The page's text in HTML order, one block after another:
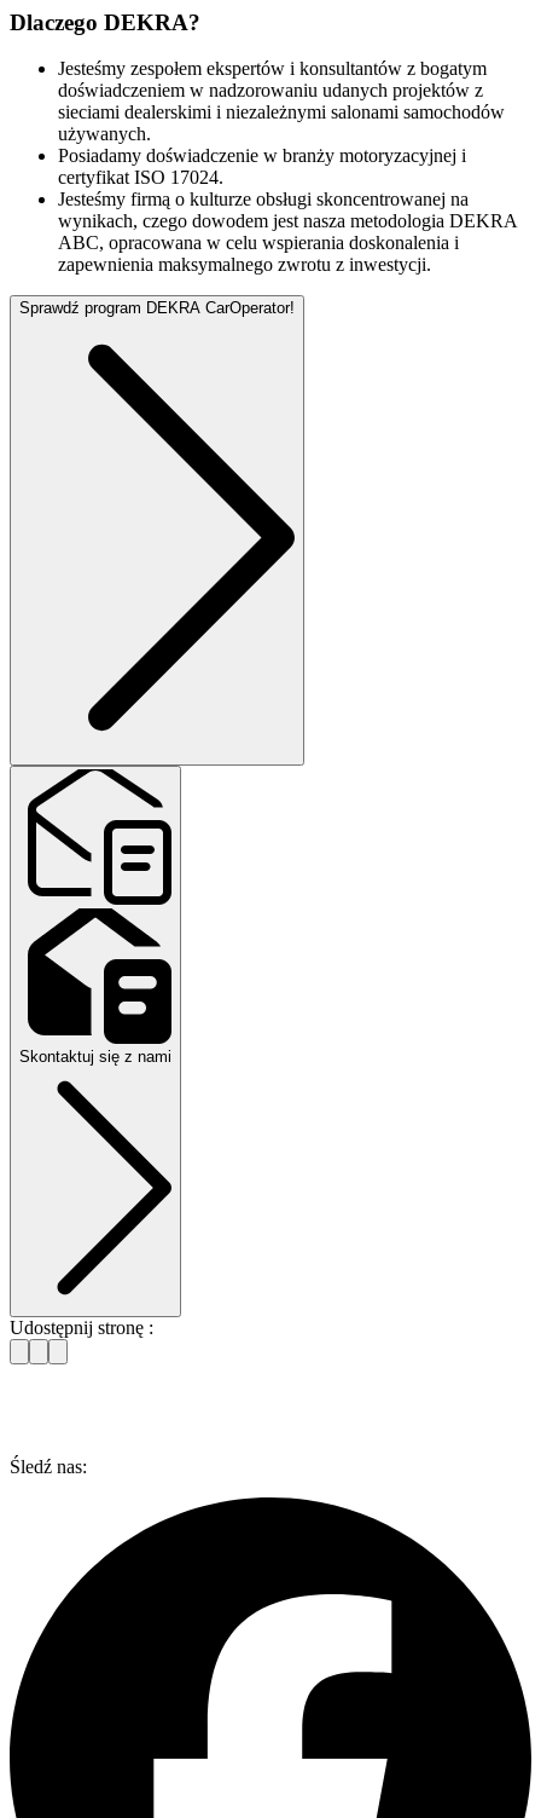
Dlaczego DEKRA?
Jesteśmy zespołem ekspertów i konsultantów z bogatym
doświadczeniem w nadzorowaniu udanych projektów z
sieciami dealerskimi i niezależnymi salonami samochodów
używanych.
Posiadamy doświadczenie w branży motoryzacyjnej i
certyfikat ISO 17024.
Jesteśmy firmą o kulturze obsługi skoncentrowanej na
wynikach, czego dowodem jest nasza metodologia DEKRA
ABC, opracowana w celu wspierania doskonalenia i
zapewnienia maksymalnego zwrotu z inwestycji.
Sprawdź program DEKRA CarOperator!
Skontaktuj się z nami
Udostępnij stronę :
Śledź nas: